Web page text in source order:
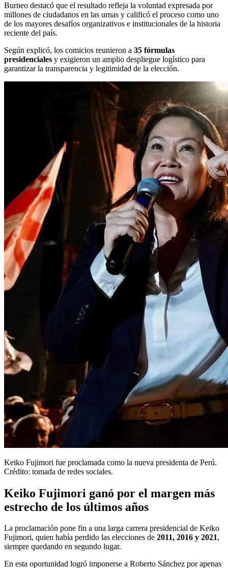
Burneo destacó que el resultado refleja la voluntad expresada por
millones de ciudadanos en las urnas y calificó el proceso como uno
de los mayores desafíos organizativos e institucionales de la historia
reciente del país.
Según explicó, los comicios reunieron a 35 fórmulas
presidenciales y exigieron un amplio despliegue logístico para
garantizar la transparencia y legitimidad de la elección.
Keiko Fujimori fue proclamada como la nueva presidenta de Perú.
Crédito: tomada de redes sociales.
Keiko Fujimori ganó por el margen más
estrecho de los últimos años
La proclamación pone fin a una larga carrera presidencial de Keiko
Fujimori, quien había perdido las elecciones de 2011, 2016 y 2021,
siempre quedando en segundo lugar.
En esta oportunidad logró imponerse a Roberto Sánchez por apenas